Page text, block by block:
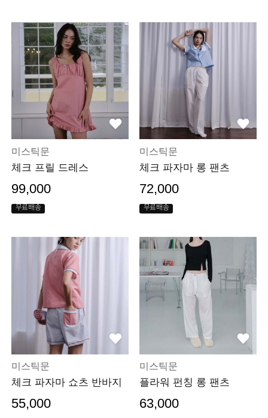
미스틱문
체크 프릴 드레스
99,000
무료배송
미스틱문
체크 파자마 롱 팬츠
72,000
무료배송
미스틱문
체크 파자마 쇼츠 반바지
55,000
미스틱문
플라워 펀칭 롱 팬츠
63,000